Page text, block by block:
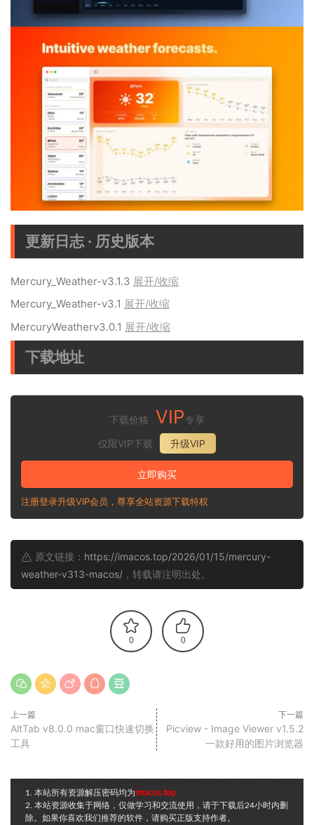
更新日志 · 历史版本
Mercury_Weather-v3.1.3 展开/收缩
Mercury_Weather-v3.1 展开/收缩
MercuryWeatherv3.0.1 展开/收缩
下载地址
下载价格 VIP专享
仅限VIP下载
升级VIP
立即购买
注册登录升级VIP会员，尊享全站资源下载特权
原文链接： https://imacos.top/2026/01/15/mercury-
weather-v313-macos/ ，转载请注明出处。
0 0
上一篇
AltTab v8.0.0 mac窗口快速切换
工具
下一篇
Picview - Image Viewer v1.5.2
一款好用的图片浏览器
1. 本站所有资源解压密码均为imacos.top
2. 本站资源收集于网络，仅做学习和交流使用，请于下载后24小时内删
除。如果你喜欢我们推荐的软件，请购买正版支持作者。